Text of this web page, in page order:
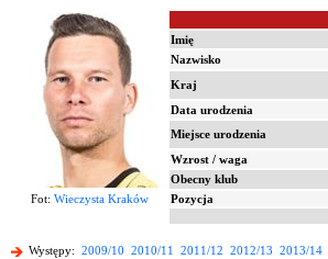
Imię
Nazwisko
Kraj
Data urodzenia
Miejsce urodzenia
Wzrost / waga
Obecny klub
Fot: Wieczysta Kraków Pozycja
Występy: 2009/10 2010/11 2011/12 2012/13 2013/14